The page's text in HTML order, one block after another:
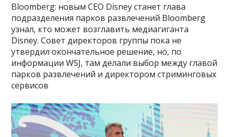
Bloomberg: новым CEO Disney станет глава
подразделения парков развлечений Bloomberg
узнал, кто может возглавить медиагиганта
Disney. Совет директоров группы пока не
утвердил окончательное решение, но, по
информации WSJ, там делали выбор между главой
парков развлечений и директором стриминговых
сервисов